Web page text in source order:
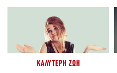
ΚΑΛΎΤΕΡΗ ΖΩΉ